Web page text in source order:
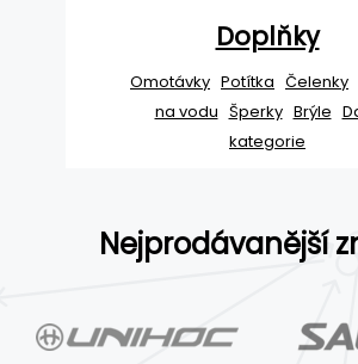
Doplňky
Omotávky Potítka Čelenky
na vodu Šperky Brýle
kategorie
Nejprodávanější